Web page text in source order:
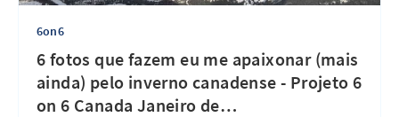
6on6
6 fotos que fazem eu me apaixonar (mais
ainda) pelo inverno canadense - Projeto 6
on 6 Canada Janeiro de…